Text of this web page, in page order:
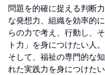
問題を的確に捉える判断
な発想力、組織を効率的
らの力で考え、行動し、
ト力」を身につけたい人。
そして、福祉の専門的な
れた実践力を身につけたい